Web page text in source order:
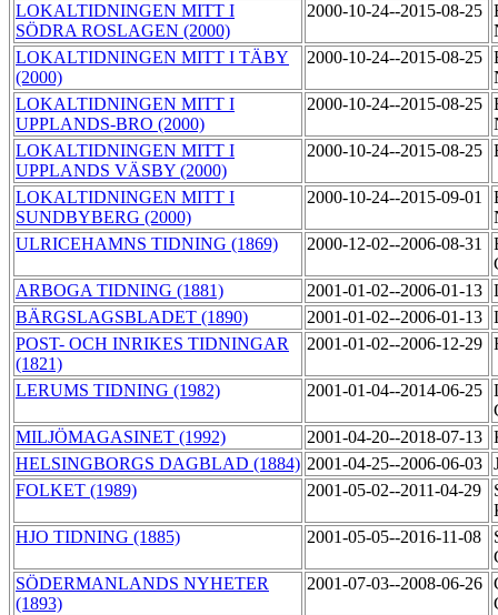
LOKALTIDNINGEN MITT I
SÖDRA ROSLAGEN (2000)
2000-10-24--2015-08-25
LOKALTIDNINGEN MITT I TÄBY
(2000)
2000-10-24--2015-08-25
LOKALTIDNINGEN MITT I
UPPLANDS-BRO (2000)
2000-10-24--2015-08-25
LOKALTIDNINGEN MITT I
UPPLANDS VÄSBY (2000)
2000-10-24--2015-08-25
LOKALTIDNINGEN MITT I
SUNDBYBERG (2000)
2000-10-24--2015-09-01
ULRICEHAMNS TIDNING (1869)
2000-12-02--2006-08-31
ARBOGA TIDNING (1881)
2001-01-02--2006-01-13
BÄRGSLAGSBLADET (1890)
2001-01-02--2006-01-13
POST- OCH INRIKES TIDNINGAR
(1821)
2001-01-02--2006-12-29
LERUMS TIDNING (1982) 2001-01-04--2014-06-25
MILJÖMAGASINET (1992)
2001-04-20--2018-07-13
HELSINGBORGS DAGBLAD (1884) 2001-04-25--2006-06-03
FOLKET (1989)
2001-05-02--2011-04-29
HJO TIDNING (1885)
2001-05-05--2016-11-08
SÖDERMANLANDS NYHETER
(1893)
2001-07-03--2008-06-26